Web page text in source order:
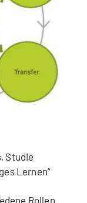
Studie
Lernen“
Rollen